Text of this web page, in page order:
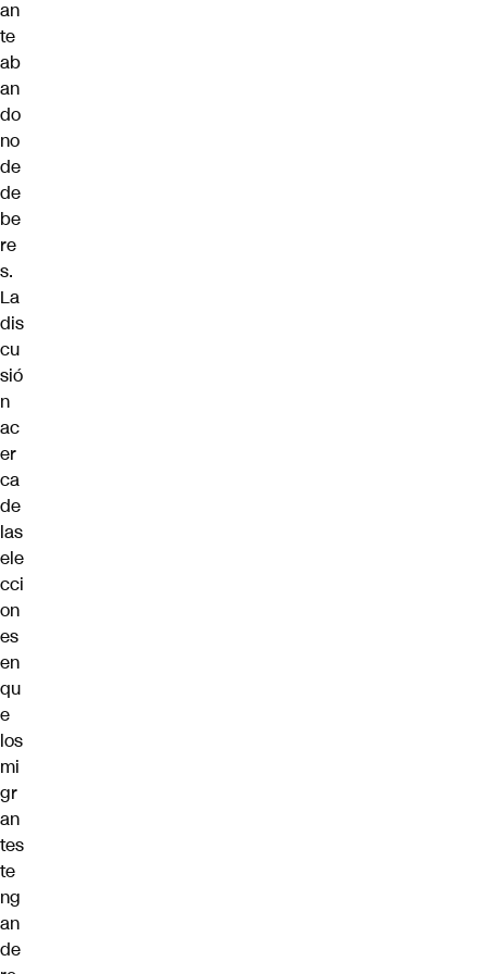
an
te
ab
an
do
no
de
de
be
re
s.
La
dis
cu
sió
n
ac
er
ca
de
las
ele
cci
on
es
en
qu
e
los
mi
gr
an
tes
te
ng
an
de